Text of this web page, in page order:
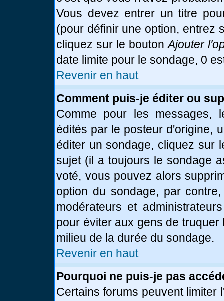
Vous devez entrer un titre
(pour définir une option, entrez
cliquez sur le boutonAjouter
date limite pour le sondage, 0
Revenir en haut
Comment puis-je éditer ou
Comme pour les messages,
édités par le posteur d'origine,
éditer un sondage, cliquez sur
sujet (il a toujours le sondage
voté, vous pouvez alors
option du sondage, par
modérateurs et
pour éviter aux gens de
milieu de la durée du sondage.
Revenir en haut
Pourquoi ne puis-je pas
Certains forums peuvent